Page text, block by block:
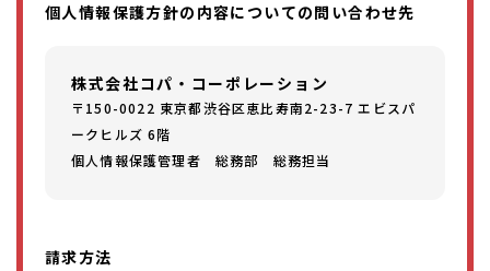
個人情報保護方針の内容についての問い合わせ先
株式会社コパ・コーポレーション
〒150-0022 東京都渋谷区恵比寿南2-23-7 エビスパ
ークヒルズ 6階
個人情報保護管理者 総務部 総務担当
請求方法